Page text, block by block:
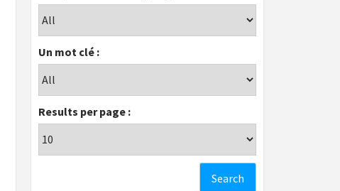
Un mot clé :
Results per page :